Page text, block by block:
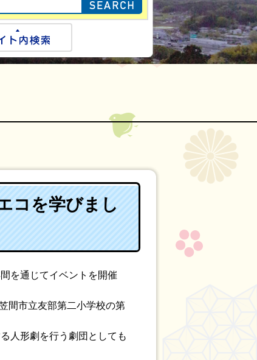
索
コを学びまし
を通じてイベントを開催
間市立友部第二小学校の第
人形劇を行う劇団としても